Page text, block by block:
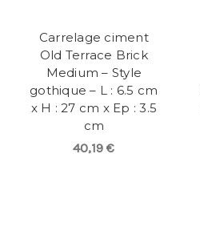
Carrelage ciment
Old Terrace Brick
Medium – Style
gothique – L : 6.5 cm
x H : 27 cm x Ep : 3.5
cm
40,19 €